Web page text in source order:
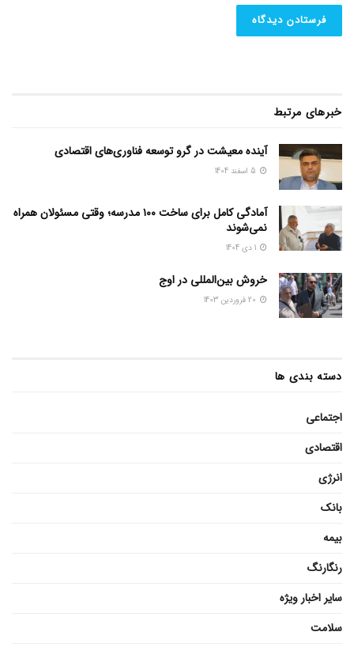
خبرهای مرتبط
آینده معیشت در گرو توسعه فناوری‌های اقتصادی
آمادگی کامل برای ساخت ۱۰۰ مدرسه؛ وقتی مسئولان همراه
نمی‌شوند
خروش بین‌المللی در اوج
دسته بندی ها
اجتماعی
اقتصادی
انرژی
بانک
بیمه
رنگارنگ
سایر اخبار ویژه
سلامت